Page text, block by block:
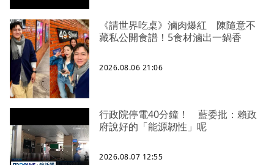
《請世界吃桌》滷肉爆紅 陳隨意不
藏私公開食譜！5食材滷出一鍋香
2026.08.06 21:06
行政院停電40分鐘！ 藍委批：賴政
府說好的「能源韌性」呢
2026.08.07 12:55